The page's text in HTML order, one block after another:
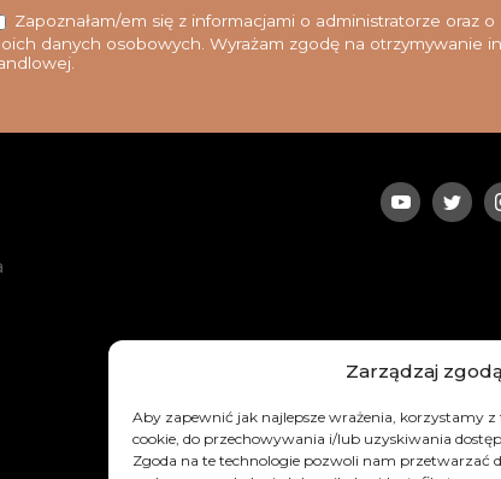
Zarządzaj zgodą
Aby zapewnić jak najlepsze wrażenia, korzystamy
cookie, do przechowywania i/lub uzyskiwania
Zgoda na te technologie pozwoli nam przetwarzać
Zapoznałam/em się z informacjami o administratorze oraz
danych osobowych. Wyrażam zgodę na otrzymywanie